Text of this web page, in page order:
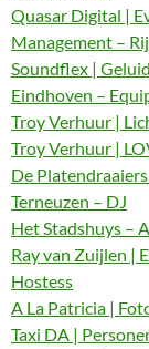
Quasar Digital |
Management –
Soundflex |
Eindhoven –
Troy Verhuur |
Troy Verhuur |
De
Terneuzen – DJ
Het Stadshuys –
Ray van Zuijlen |
Hostess
A La Patricia |
Taxi DA |